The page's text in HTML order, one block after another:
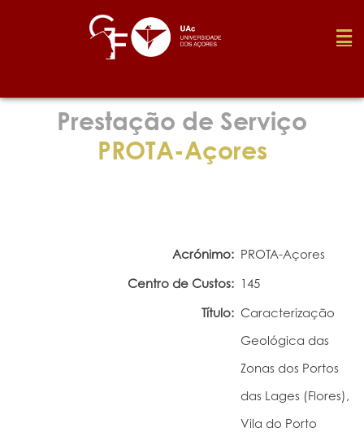
Fundação
Prestação de Serviço
PROTA-Açores
Acrónimo: PROTA-Açores
Centro de Custos: 145
Título: Caracterização
Geológica das
Zonas dos Portos
das Lages (Flores),
Vila do Porto